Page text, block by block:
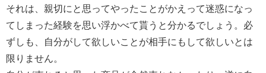
それは、親切にと思ってやったことがかえって迷惑になっ
てしまった経験を思い浮かべて貰うと分かるでしょう。必
ずしも、自分がして欲しいことが相手にもして欲しいとは
限りません。